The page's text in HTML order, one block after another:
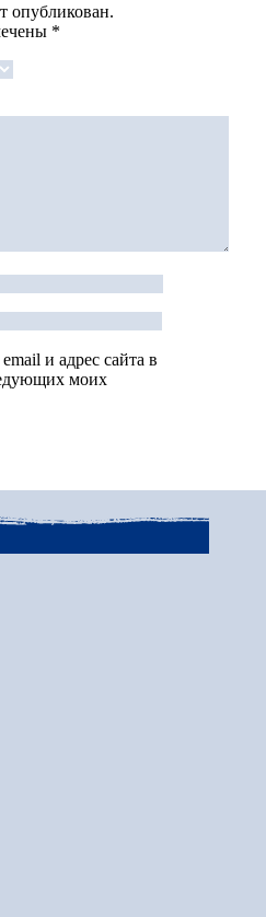
опубликован.
*
и адрес сайта в
моих